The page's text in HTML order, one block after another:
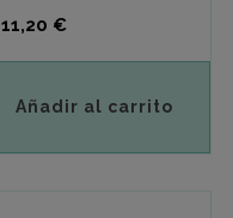
Precio
11,20 €
Añadir al carrito